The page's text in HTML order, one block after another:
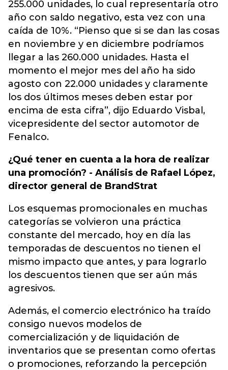
255.000 unidades, lo cual representaría otro
año con saldo negativo, esta vez con una
caída de 10%. “Pienso que si se dan las cosas
en noviembre y en diciembre podríamos
llegar a las 260.000 unidades. Hasta el
momento el mejor mes del año ha sido
agosto con 22.000 unidades y claramente
los dos últimos meses deben estar por
encima de esta cifra”, dijo Eduardo Visbal,
vicepresidente del sector automotor de
Fenalco.
¿Qué tener en cuenta a la hora de realizar
una promoción? - Análisis de Rafael López,
director general de BrandStrat
Los esquemas promocionales en muchas
categorías se volvieron una práctica
constante del mercado, hoy en día las
temporadas de descuentos no tienen el
mismo impacto que antes, y para lograrlo
los descuentos tienen que ser aún más
agresivos.
Además, el comercio electrónico ha traído
consigo nuevos modelos de
comercialización y de liquidación de
inventarios que se presentan como ofertas
o promociones, reforzando la percepción